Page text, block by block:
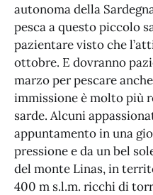
autonoma della
pesca a questo piccolo
pazientare visto che
ottobre. E dovranno
marzo per pescare
immissione è molto più
sarde. Alcuni
appuntamento in una
pressione e da un bel
del monte Linas, in
400 m s.l.m. ricchi di